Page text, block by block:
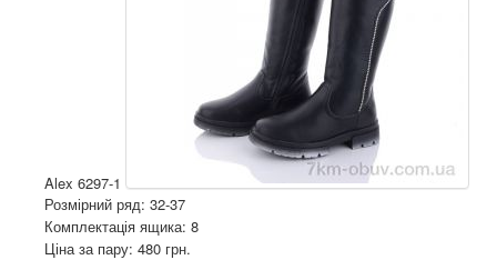
Alex 6297-1
Розмірний ряд: 32-37
Комплектація ящика: 8
Ціна за пару: 480 грн.